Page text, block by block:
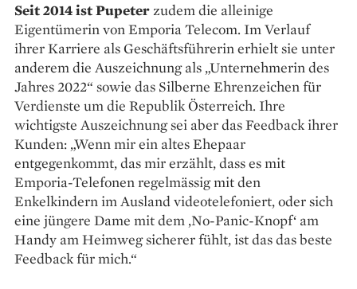
Seit 2014 ist Pupeterzudem die alleinige
Eigentümerin von Emporia Telecom. Im Verlauf
ihrer Karriere als Geschäftsführerin erhielt sie unter
anderem die Auszeichnung als „Unter­nehmerin des
Jahres 2022“ sowie das Silberne Ehrenzeichen für
Verdienste um die Republik Österreich. Ihre
wichtigste Auszeichnung sei aber das Feedback ihrer
Kunden: „Wenn mir ein altes Ehepaar
entgegenkommt, das mir erzählt, dass es mit
Emporia-Telefonen regel­mässig mit den
Enkelkindern im Ausland video­telefoniert, oder sich
eine jüngere Dame mit dem ‚No-Panic-Knopf‘ am
Handy am Heimweg sicherer fühlt, ist das das beste
Feedback für mich.“